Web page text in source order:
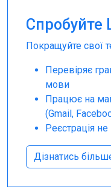
Спробуйте
Покращуйте свої
Перевіряє
мови
Працює на
(Gmail,
Реєстрація не
Дізнатись